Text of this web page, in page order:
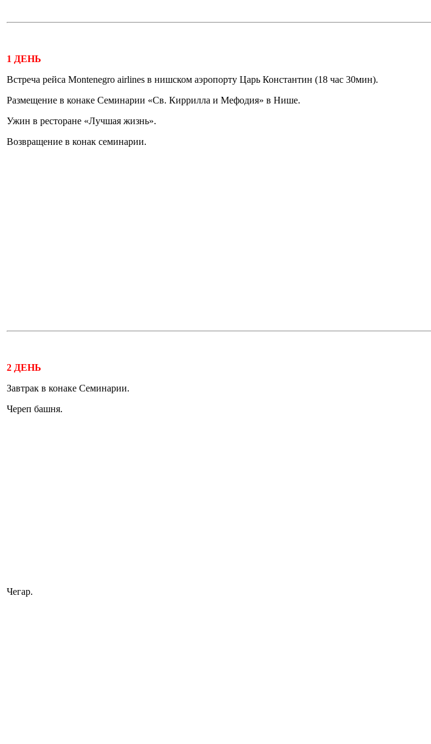
1 ДЕНЬ
Встреча рейса Montenegro airlines в нишском аэропорту Царь Константин (18 час 30мин).
Размещение в конаке Семинарии «Св. Киррилла и Мефодия» в Нише.
Ужин в ресторане «Лучшая жизнь».
Возвращение в конак семинарии.
2 ДЕНЬ
Завтрак в конаке Семинарии.
Череп башня.
Чегар.